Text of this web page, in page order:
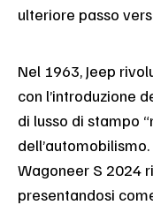
ulteriore passo
Nel 1963, Jeep
con l’introduzione
di lusso di stampo
Wagoneer S 2024
presentandosi